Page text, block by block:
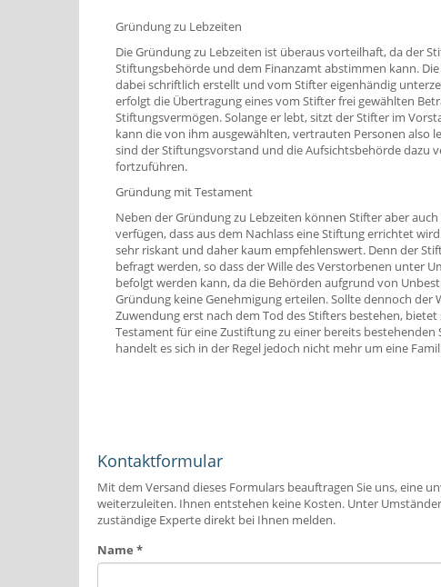
Gründung zu Lebzeiten
Die Gründung zu Lebzeiten ist überaus vorteilhaft, da der
Stiftungsbehörde und dem Finanzamt abstimmen kann.
dabei schriftlich erstellt und vom Stifter eigenhändig
erfolgt die Übertragung eines vom Stifter frei gewählten
Stiftungsvermögen. Solange er lebt, sitzt der Stifter im
kann die von ihm ausgewählten, vertrauten Personen also
sind der Stiftungsvorstand und die Aufsichtsbehörde dazu
fortzuführen.
Gründung mit Testament
Neben der Gründung zu Lebzeiten können Stifter aber
verfügen, dass aus dem Nachlass eine Stiftung errichtet
sehr riskant und daher kaum empfehlenswert. Denn der
befragt werden, so dass der Wille des Verstorbenen unter
befolgt werden kann, da die Behörden aufgrund von
Gründung keine Genehmigung erteilen. Sollte dennoch der
Zuwendung erst nach dem Tod des Stifters bestehen,
Testament für eine Zustiftung zu einer bereits bestehenden
handelt es sich in der Regel jedoch nicht mehr um eine
Kontaktformular
Mit dem Versand dieses Formulars beauftragen Sie uns, eine
weiterzuleiten. Ihnen entstehen keine Kosten. Unter
zuständige Experte direkt bei Ihnen melden.
Name *